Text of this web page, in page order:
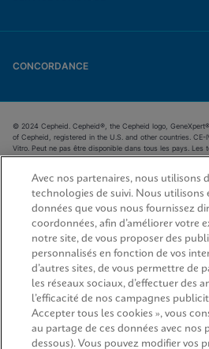
CONCORDANCE
© 2024 Cepheid. Cepheid®, the Cepheid logo,
of Cepheid, registered in the U.S. and other countries.
Vitro. Peut ne pas être disponible dans tous les pays.
moléculaire réservés aux professionnels de santé à
du système. Fabricant : Cepheid AB, Distributeur :
Avec nos partenaires, nous utilisons
technologies de suivi. Nous utilisons
données que vous nous fournissez
coordonnées, afin d’améliorer votre
notre site, de vous proposer des
personnalisés en fonction de vos
d’autres sites, de vous permettre de
les réseaux sociaux, d’effectuer des
l’efficacité de nos campagnes
Accepter tous les cookies », vous
au partage de ces données avec nos
dessous). Vous pouvez modifier vos